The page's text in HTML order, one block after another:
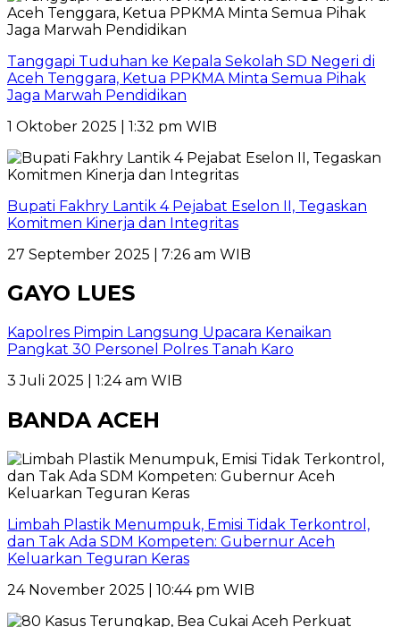
Tanggapi Tuduhan ke Kepala Sekolah SD Negeri di
Aceh Tenggara, Ketua PPKMA Minta Semua Pihak
Jaga Marwah Pendidikan
1 Oktober 2025 | 1:32 pm WIB
Bupati Fakhry Lantik 4 Pejabat Eselon II, Tegaskan
Komitmen Kinerja dan Integritas
27 September 2025 | 7:26 am WIB
GAYO LUES
Kapolres Pimpin Langsung Upacara Kenaikan
Pangkat 30 Personel Polres Tanah Karo
3 Juli 2025 | 1:24 am WIB
BANDA ACEH
Limbah Plastik Menumpuk, Emisi Tidak Terkontrol,
dan Tak Ada SDM Kompeten: Gubernur Aceh
Keluarkan Teguran Keras
24 November 2025 | 10:44 pm WIB